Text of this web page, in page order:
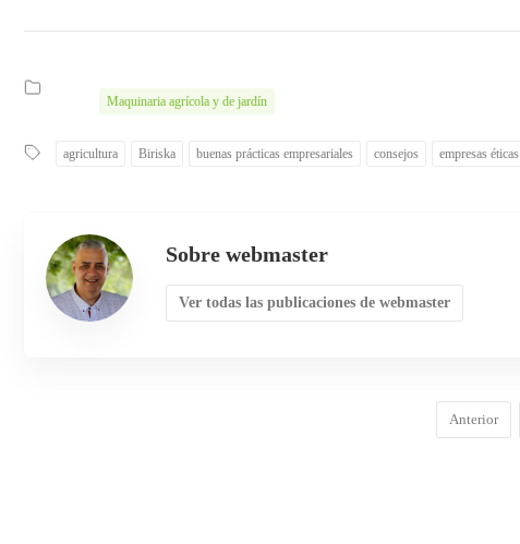
Maquinaria agrícola y de jardín
agricultura Biriska buenas prácticas empresariales consejos empresas éticas
Sobre webmaster
Ver todas las publicaciones de webmaster
Anterior